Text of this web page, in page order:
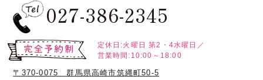
027-386-2345
定休日:火曜日 第2・4水曜日／
営業時間:10:00～18:00
〒370-0075 群馬県高崎市筑縄町50-5